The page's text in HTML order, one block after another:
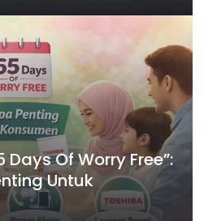
Days Of Worry Free”:
Untuk